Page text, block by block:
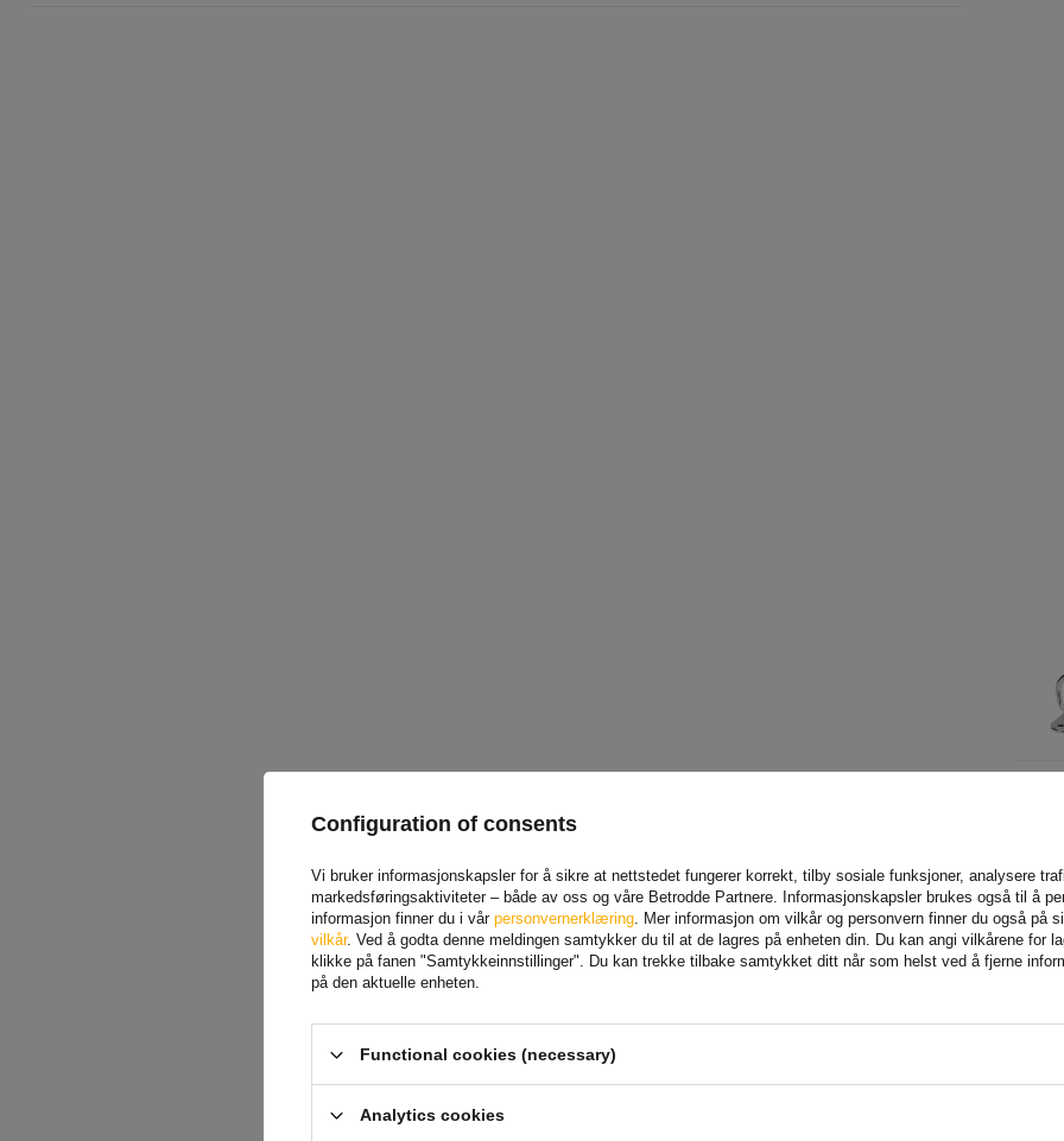
Configuration of consents
Vi bruker informasjonskapsler for å sikre at nettstedet fungerer korrekt, tilby sosiale funksjoner, analysere
markedsføringsaktiviteter – både av oss og våre Betrodde Partnere. Informasjonskapsler brukes også til å
informasjon finner du i vår personvernerklæring. Mer informasjon om vilkår og personvern finner du også på
vilkår. Ved å godta denne meldingen samtykker du til at de lagres på enheten din. Du kan angi vilkårene for
klikke på fanen "Samtykkeinnstillinger". Du kan trekke tilbake samtykket ditt når som helst ved å fjerne
på den aktuelle enheten.
Functional cookies (necessary)
Analytics cookies